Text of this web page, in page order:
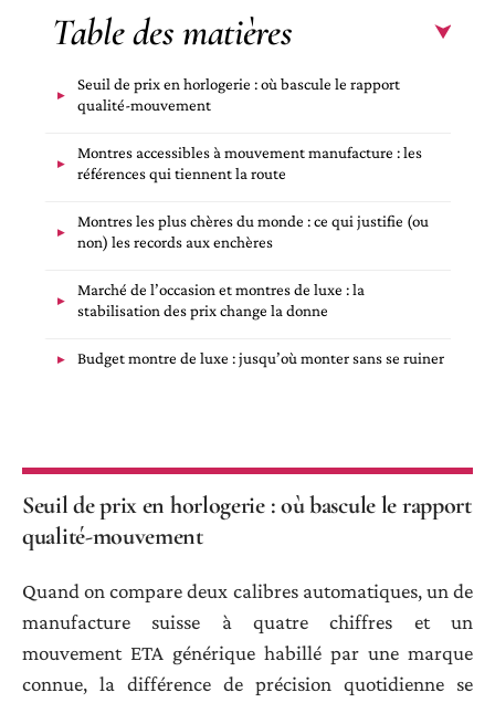
Table des matières
Seuil de prix en horlogerie : où bascule le rapport
qualité-mouvement
Montres accessibles à mouvement manufacture : les
références qui tiennent la route
Montres les plus chères du monde : ce qui justifie (ou
non) les records aux enchères
Marché de l’occasion et montres de luxe : la
stabilisation des prix change la donne
Budget montre de luxe : jusqu’où monter sans se ruiner
Seuil de prix en horlogerie : où bascule le rapport
qualité-mouvement
Quand on compare deux calibres automatiques, un de
manufacture suisse à quatre chiffres et un
mouvement ETA générique habillé par une marque
connue, la différence de précision quotidienne se